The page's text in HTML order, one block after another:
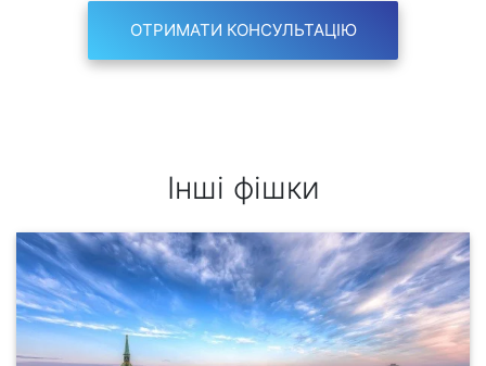
ОТРИМАТИ КОНСУЛЬТАЦІЮ
Інші фішки